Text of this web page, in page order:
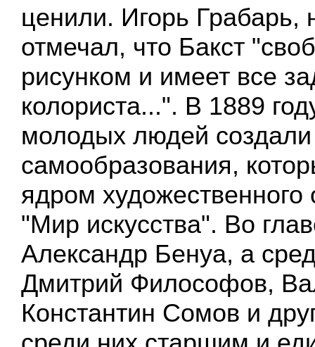
ценили. Игорь Грабарь,
отмечал, что Бакст
рисунком и имеет все
колориста...". В 1889
молодых людей создали
самообразования,
ядром
"Мир искусства". Во
Александр Бенуа, а
Дмитрий Философов,
Константин Сомов и